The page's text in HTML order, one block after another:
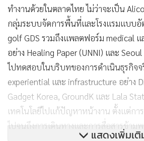
ทำงานด้วยในตลาดไทย ไม่ว่าจะเป็น
กลุ่มระบบจัดการพื้นที่และโรงแรมแบบอั
golf GDS รวมถึงแพลตฟอร์ม medical แ
อย่าง Healing Paper (UNNI) และ
ไปทดสอบในบริบทของการดำเนินธุรกิจ
experiential และ infrastructure อย่าง
Gadget Korea, GroundK และ Lala
เทคโนโลยีไปแก้ปัญหาหน้างาน ตั้งแต่กา
ไปจนถึงการเดินทางและการสื่อสารข้าม
แสดงเพิ่มเติ